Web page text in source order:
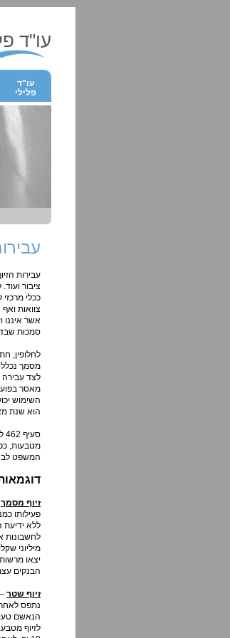
עו"ד
עו"ד
פלילי
עבירות
ציבור
ככלי
אשר איננו
סמכות
לחלופין,
מסמך
השימוש
הוא שנת
המשפט
זיוף מסמך
פעילותו
ללא ידיעת
לחשבונות
מיליוני
יצאו
הבנקים
זיוף שטר
הנאשם
לזיוף